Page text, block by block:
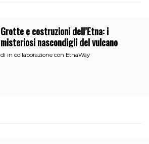
Grotte e costruzioni dell’Etna: i
misteriosi nascondigli del vulcano
di in collaborazione con EtnaWay